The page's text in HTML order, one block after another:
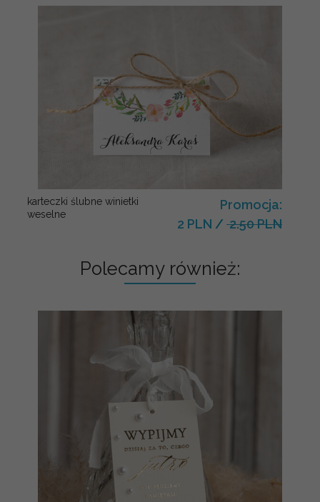
karteczki ślubne winietki
weselne
Promocja:
2 PLN / 2.50 PLN
Polecamy również: